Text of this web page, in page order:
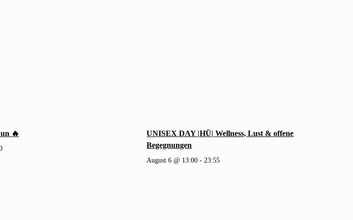
🔥
UNISEX DAY |HÜ| Wellness, Lust & offene
Begegnungen
August 6 @ 13:00 - 23:55